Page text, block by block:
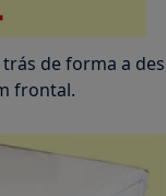
de forma a
frontal.